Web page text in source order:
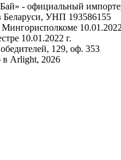
- официальный
УНП 193586155
Мингорисполкоме
10.01.2022 г.
129, оф. 353
в Arlight, 2026